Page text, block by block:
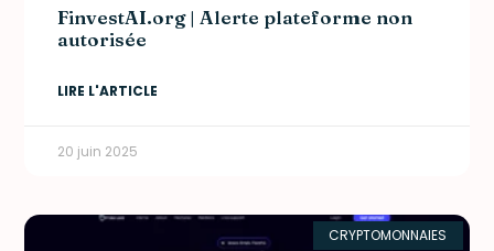
FinvestAI.org | Alerte plateforme non
autorisée
LIRE L'ARTICLE
20 juin 2025
CRYPTOMONNAIES